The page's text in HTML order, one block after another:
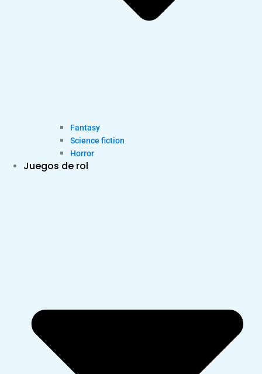
Fantasy
Science fiction
Horror
Juegos de rol